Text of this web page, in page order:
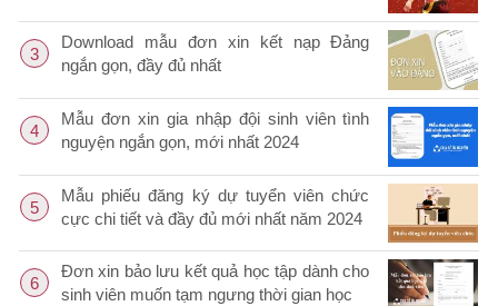
3
Download mẫu đơn xin kết nạp Đảng
ngắn gọn, đầy đủ nhất
4
Mẫu đơn xin gia nhập đội sinh viên tình
nguyện ngắn gọn, mới nhất 2024
5
Mẫu phiếu đăng ký dự tuyển viên chức
cực chi tiết và đầy đủ mới nhất năm 2024
6
Đơn xin bảo lưu kết quả học tập dành cho
sinh viên muốn tạm ngưng thời gian học